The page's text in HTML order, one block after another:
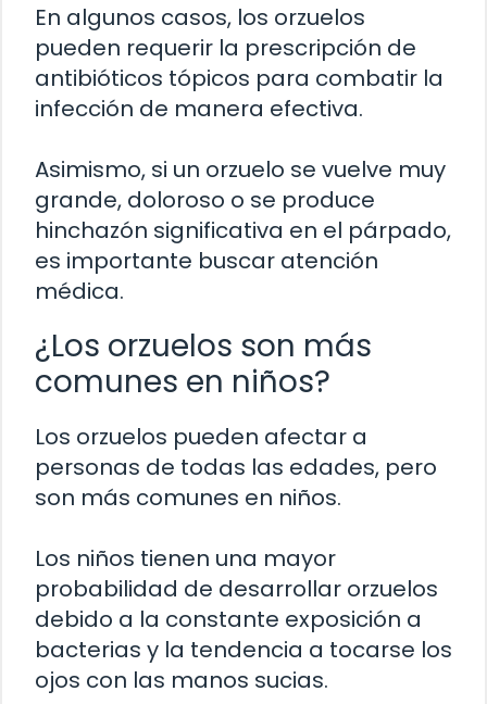
En algunos casos, los orzuelos
pueden requerir la prescripción de
antibióticos tópicos para combatir la
infección de manera efectiva.
Asimismo, si un orzuelo se vuelve muy
grande, doloroso o se produce
hinchazón significativa en el párpado,
es importante buscar atención
médica.
¿Los orzuelos son más
comunes en niños?
Los orzuelos pueden afectar a
personas de todas las edades, pero
son más comunes en niños.
Los niños tienen una mayor
probabilidad de desarrollar orzuelos
debido a la constante exposición a
bacterias y la tendencia a tocarse los
ojos con las manos sucias.